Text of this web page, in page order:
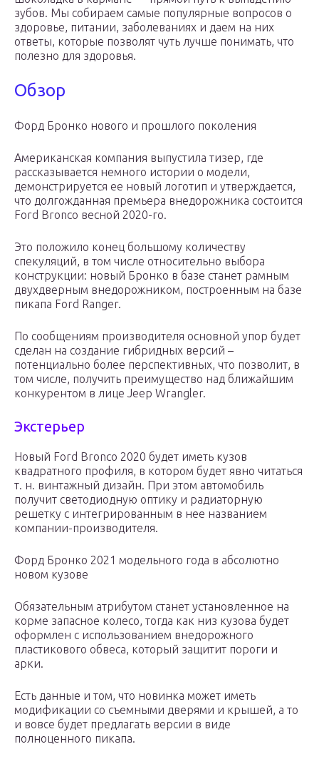
зубов. Мы собираем самые популярные вопросов о
здоровье, питании, заболеваниях и даем на них
ответы, которые позволят чуть лучше понимать, что
полезно для здоровья.
Обзор
Форд Бронко нового и прошлого поколения
Американская компания выпустила тизер, где
рассказывается немного истории о модели,
демонстрируется ее новый логотип и утверждается,
что долгожданная премьера внедорожника состоится
Ford Bronco весной 2020-го.
Это положило конец большому количеству
спекуляций, в том числе относительно выбора
конструкции: новый Бронко в базе станет рамным
двухдверным внедорожником, построенным на базе
пикапа Ford Ranger.
По сообщениям производителя основной упор будет
сделан на создание гибридных версий –
потенциально более перспективных, что позволит, в
том числе, получить преимущество над ближайшим
конкурентом в лице Jeep Wrangler.
Экстерьер
Новый Ford Bronco 2020 будет иметь кузов
квадратного профиля, в котором будет явно читаться
т. н. винтажный дизайн. При этом автомобиль
получит светодиодную оптику и радиаторную
решетку с интегрированным в нее названием
компании-производителя.
Форд Бронко 2021 модельного года в абсолютно
новом кузове
Обязательным атрибутом станет установленное на
корме запасное колесо, тогда как низ кузова будет
оформлен с использованием внедорожного
пластикового обвеса, который защитит пороги и
арки.
Есть данные и том, что новинка может иметь
модификации со съемными дверями и крышей, а то
и вовсе будет предлагать версии в виде
полноценного пикапа.